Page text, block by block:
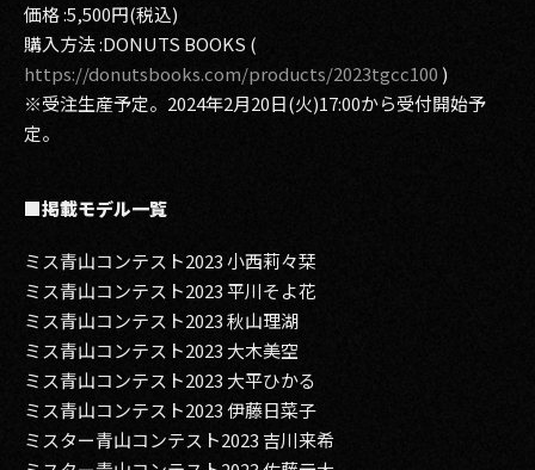
価格 :5,500円(税込)
購入方法 :DONUTS BOOKS (
https://donutsbooks.com/products/2023tgcc100 )
※受注生産予定。2024年2月20日(火)17:00から受付開始予
定。
■掲載モデル一覧
ミス青山コンテスト2023 小西莉々栞
ミス青山コンテスト2023 平川そよ花
ミス青山コンテスト2023 秋山理湖
ミス青山コンテスト2023 大木美空
ミス青山コンテスト2023 大平ひかる
ミス青山コンテスト2023 伊藤日菜子
ミスター青山コンテスト2023 吉川来希